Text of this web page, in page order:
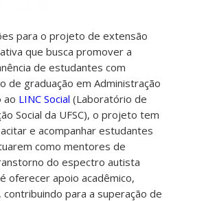
para o projeto de extensão
que busca promover a
de estudantes com
de graduação em Administração
ao LINC Social (Laboratório de
Social da UFSC), o projeto tem
e acompanhar estudantes
como mentores de
do espectro autista
oferecer apoio acadêmico,
contribuindo para a superação de